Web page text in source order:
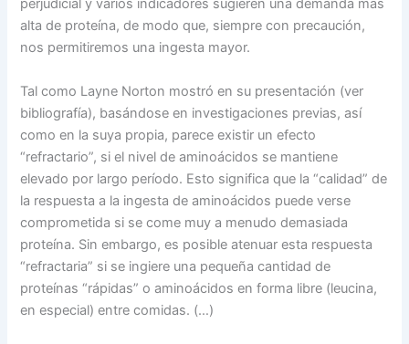
perjudicial y varios indicadores sugieren una demanda más
alta de proteína, de modo que, siempre con precaución,
nos permitiremos una ingesta mayor.
Tal como Layne Norton mostró en su presentación (ver
bibliografía), basándose en investigaciones previas, así
como en la suya propia, parece existir un efecto
“refractario”, si el nivel de aminoácidos se mantiene
elevado por largo período. Esto significa que la “calidad” de
la respuesta a la ingesta de aminoácidos puede verse
comprometida si se come muy a menudo demasiada
proteína. Sin embargo, es posible atenuar esta respuesta
“refractaria” si se ingiere una pequeña cantidad de
proteínas “rápidas” o aminoácidos en forma libre (leucina,
en especial) entre comidas. (…)